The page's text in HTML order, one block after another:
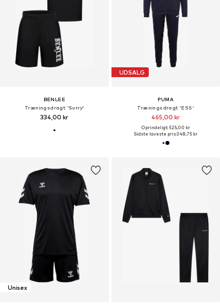
BENLEE
Træningsdragt 'Surry'
334,00 kr
UDSALG
PUMA
Træningsdragt 'ESS'
465,00 kr
Oprindeligt: 525,00 kr
Sidste laveste pris:348,75 kr
Unisex